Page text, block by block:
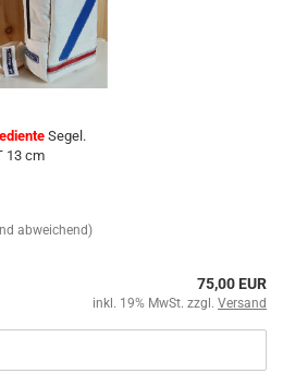
Segel.
13 cm
abweichend)
75,00 EUR
inkl. 19% MwSt. zzgl. Versand